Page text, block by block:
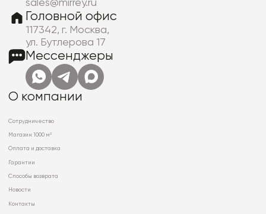
sales@mirrey.ru
Головной офис
117342, г. Москва,
ул. Бутлерова 17
Мессенджеры
О компании
Сотрудничество
Магазин 1000 м²
Оплата и доставка
Гарантии
Способы возврата
Новости
Контакты